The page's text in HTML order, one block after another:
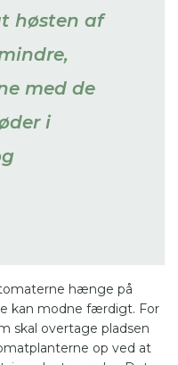
høsten af
med de
i
hænge på
kan modne færdigt. For
skal overtage pladsen
op ved at